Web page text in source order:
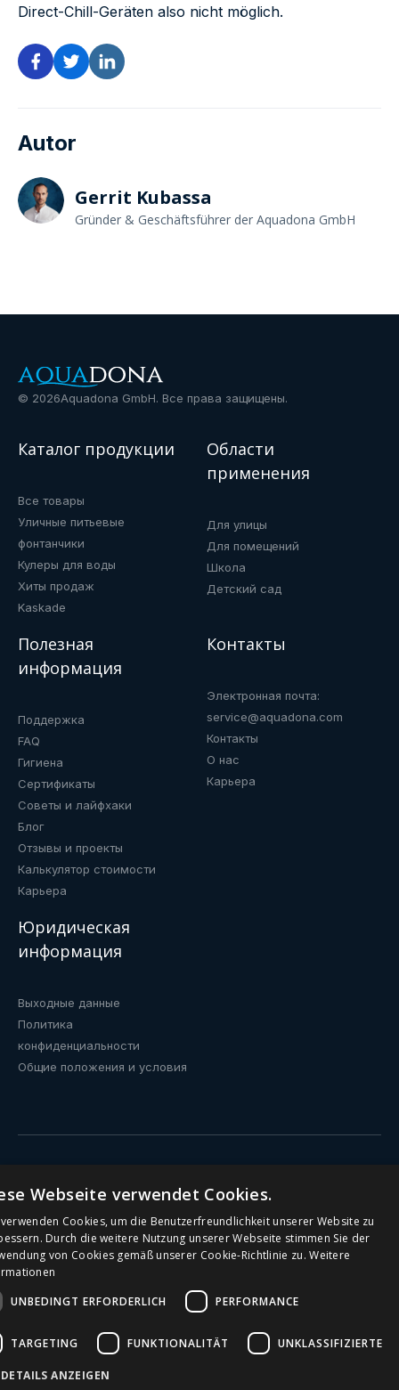
Direct-Chill-Geräten also nicht möglich.
Autor
Gerrit Kubassa
Gründer & Geschäftsführer der Aquadona GmbH
© 2026Aquadona GmbH. Все права защищены.
Каталог продукции
Все товары
Уличные питьевые
фонтанчики
Кулеры для воды
Хиты продаж
Kaskade
Области
применения
Для улицы
Для помещений
Школа
Детский сад
Полезная
информация
Поддержка
FAQ
Гигиена
Сертификаты
Советы и лайфхаки
Блог
Отзывы и проекты
Калькулятор стоимости
Карьера
Контакты
Электронная почта:
service@aquadona.com
Контакты
О нас
Карьера
Юридическая
информация
Выходные данные
Политика
конфиденциальности
Общие положения и условия
Питьевые фонтанчики
Кулеры с подключением к водопроводу
Кулеры для воды
Кулеры для офиса
Webseite verwendet Cookies.
Cookies, um die Benutzerfreundlichkeit unserer Website zu
Durch die weitere Nutzung unserer Webseite stimmen Sie der
von Cookies gemäß unserer Cookie-Richtlinie zu. Weitere
UNBEDINGT ERFORDERLICH
PERFORMANCE
TARGETING FUNKTIONALITÄT UNKLASSIFIZIERTE
DETAILS ANZEIGEN